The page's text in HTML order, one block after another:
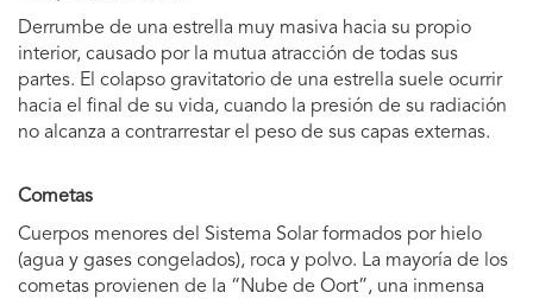
Derrumbe de una estrella muy masiva hacia su propio
interior, causado por la mutua atracción de todas sus
partes. El colapso gravitatorio de una estrella suele ocurrir
hacia el final de su vida, cuando la presión de su radiación
no alcanza a contrarrestar el peso de sus capas externas.
Cometas
Cuerpos menores del Sistema Solar formados por hielo
(agua y gases congelados), roca y polvo. La mayoría de los
cometas provienen de la “Nube de Oort”, una inmensa